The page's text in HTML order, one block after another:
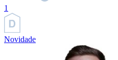
1
Novidade